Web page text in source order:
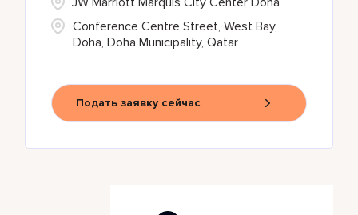
Conference Centre Street, West Bay,
Doha, Doha Municipality, Qatar
Подать заявку сейчас